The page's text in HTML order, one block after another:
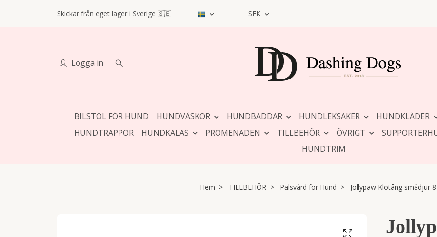
Skickar från eget lager i Sverige 🇸🇪 SEK
Logga in
BILSTOL FÖR HUND HUNDVÄSKOR HUNDBÄDDAR HUNDLEKSAKER HUNDKLÄDER
HUNDTRAPPOR
HUNDKALAS PROMENADEN TILLBEHÖR ÖVRIGT
HUNDTRIM
Hem TILLBEHÖR Pälsvård för Hund Jollypaw Klotång smådjur